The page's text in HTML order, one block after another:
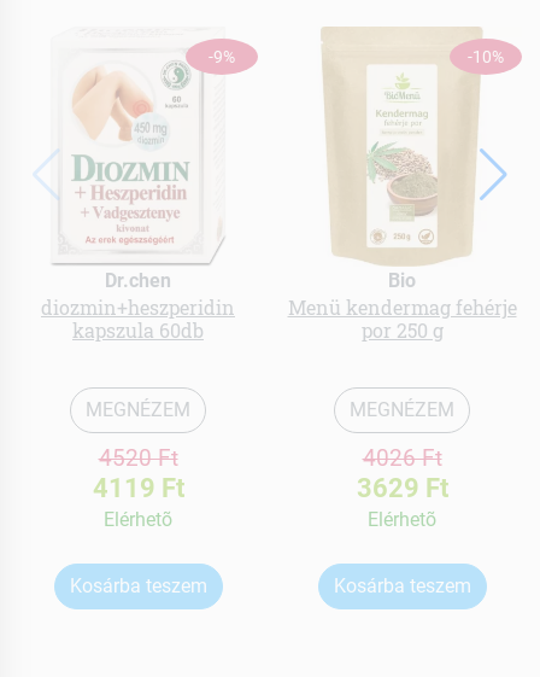
-9%
Dr.chen
diozmin+heszperidin
kapszula 60db
MEGNÉZEM
4520 Ft
4119 Ft
Elérhetõ
Kosárba teszem
-10%
Bio
Menü kendermag fehérje
por 250 g
MEGNÉZEM
4026 Ft
3629 Ft
Elérhetõ
Kosárba teszem